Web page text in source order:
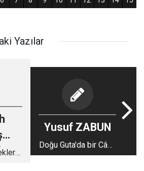
Yazılar
Yusuf ZABUN
Doğu Guta'da bir Câmi
ve (Susturulamayan